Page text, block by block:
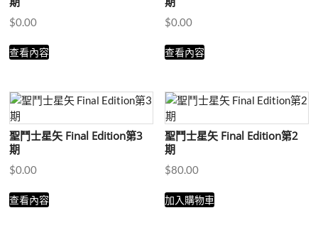
$0.00
查看內容
$0.00
查看內容
聖鬥士星矢 Final Edition第3
期
$0.00
查看內容
聖鬥士星矢 Final Edition第2
期
$80.00
加入購物車